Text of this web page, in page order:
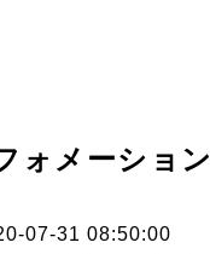
ォメーション
07-31 08:50:00